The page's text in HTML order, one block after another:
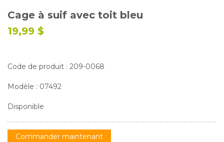
Nous joindre
Cage à suif avec toit bleu
19,99 $
Code de produit : 209-0068
Modèle : 07492
Disponible
Commander maintenant